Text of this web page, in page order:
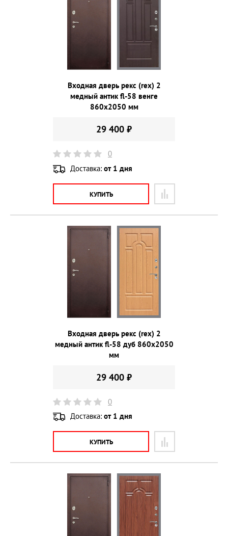
Входная дверь рекс (rex) 2
медный антик fl-58 венге
860х2050 мм
29 400 ₽
0
Доставка: от 1 дня
КУПИТЬ
Входная дверь рекс (rex) 2
медный антик fl-58 дуб 860х2050
мм
29 400 ₽
0
Доставка: от 1 дня
КУПИТЬ